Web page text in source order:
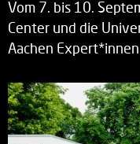
Vom 7. bis 10.
Center und die
Aachen